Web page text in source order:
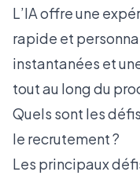
L’IA offre une
rapide et
instantanées et
tout au long du
Quels sont les
le recrutement ?
Les principaux